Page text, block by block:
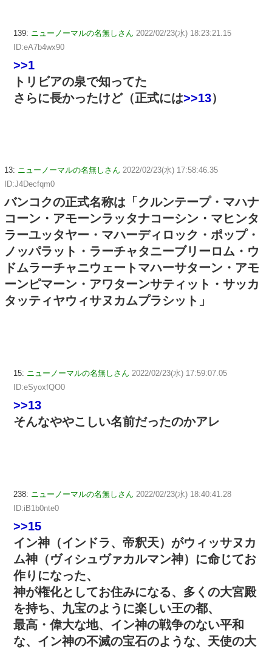
139: ニューノーマルの名無しさん 2022/02/23(水) 18:23:21.15
ID:eA7b4wx90
>>1
トリビアの泉で知ってた
さらに長かったけど（正式には>>13）
13: ニューノーマルの名無しさん 2022/02/23(水) 17:58:46.35
ID:J4Decfqm0
バンコクの正式名称は「クルンテープ・マハナ
コーン・アモーンラッタナコーシン・マヒンタ
ラーユッタヤー・マハーディロック・ポップ・
ノッパラット・ラーチャタニーブリーロム・ウ
ドムラーチャニウェートマハーサターン・アモ
ーンピマーン・アワターンサティット・サッカ
タッティヤウィサヌカムプラシット」
15: ニューノーマルの名無しさん 2022/02/23(水) 17:59:07.05
ID:eSyoxfQO0
>>13
そんなややこしい名前だったのかアレ
238: ニューノーマルの名無しさん 2022/02/23(水) 18:40:41.28
ID:iB1b0nte0
>>15
イン神（インドラ、帝釈天）がウィッサヌカ
ム神（ヴィシュヴァカルマン神）に命じてお
作りになった、
神が権化としてお住みになる、多くの大宮殿
を持ち、九宝のように楽しい王の都、
最高・偉大な地、イン神の戦争のない平和
な、イン神の不滅の宝石のような、天使の大